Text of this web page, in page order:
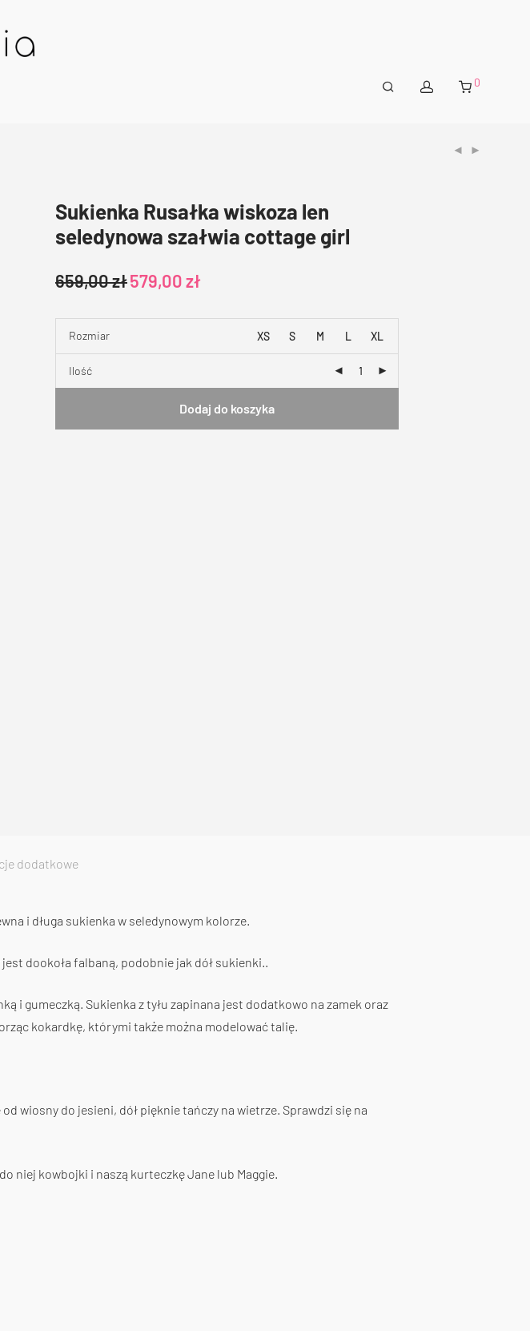
0
Sukienka Rusałka wiskoza len
seledynowa szałwia cottage girl
659,00zł579,00zł
Rozmiar XS S M L XL
Ilość
Dodaj do koszyka
dodatkowe
i długa sukienka w seledynowym kolorze.
dookoła falbaną, podobnie jak dół sukienki..
i gumeczką. Sukienka z tyłu zapinana jest dodatkowo na zamek oraz
kokardkę, którymi także można modelować talię.
wiosny do jesieni, dół pięknie tańczy na wietrze. Sprawdzi się na
niej kowbojki i naszą kurteczkę Jane lub Maggie.